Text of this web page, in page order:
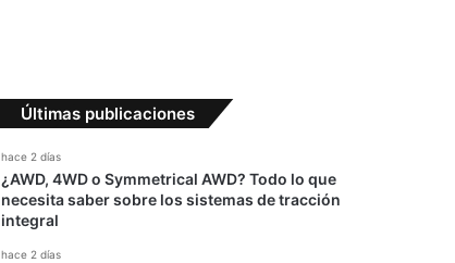
Últimas publicaciones
hace 2 días
¿AWD, 4WD o Symmetrical AWD? Todo lo que
necesita saber sobre los sistemas de tracción
integral
hace 2 días